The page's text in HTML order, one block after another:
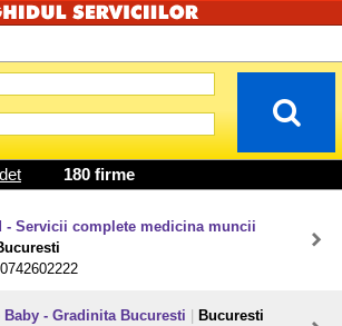
180 firme
- Servicii complete medicina muncii
Baby - Gradinita Bucuresti
Bucuresti